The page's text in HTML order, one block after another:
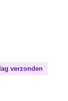
verzonden